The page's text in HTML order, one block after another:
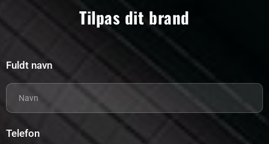
Tilpas dit brand
Fuldt navn
Telefon